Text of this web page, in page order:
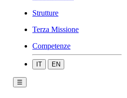
Strutture
Terza Missione
Competenze
IT EN
☰